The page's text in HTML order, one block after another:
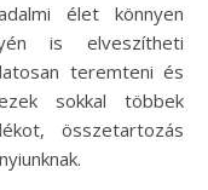
élet könnyen
is elveszítheti
teremteni és
sokkal többek
összetartozás